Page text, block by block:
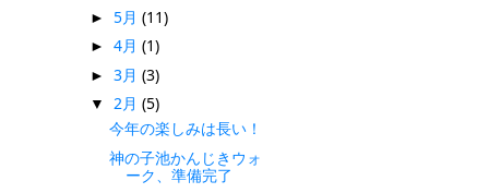
► 5月 (11)
► 4月 (1)
► 3月 (3)
▼ 2月 (5)
今年の楽しみは長い！
神の子池かんじきウォ
ーク、準備完了